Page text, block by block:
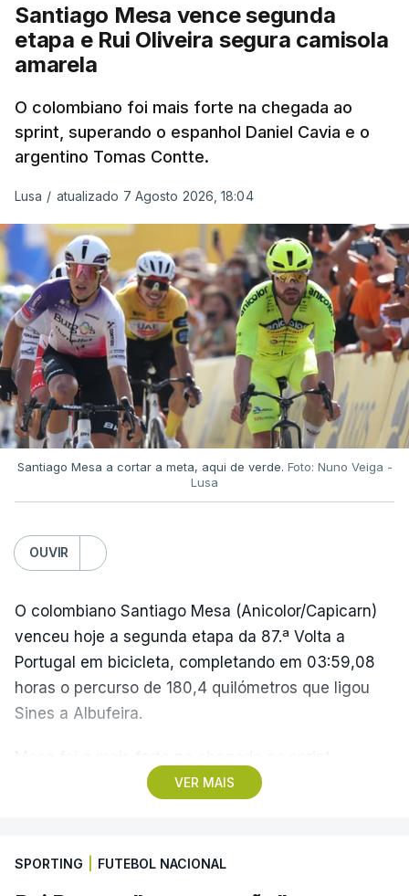
Santiago Mesa vence segunda
etapa e Rui Oliveira segura camisola
amarela
O colombiano foi mais forte na chegada ao
sprint, superando o espanhol Daniel Cavia e o
argentino Tomas Contte.
Lusa / atualizado 7 Agosto 2026, 18:04
Santiago Mesa a cortar a meta, aqui de verde. Foto: Nuno Veiga -
Lusa
OUVIR
VER MAIS
O colombiano Santiago Mesa (Anicolor/Capicarn)
venceu hoje a segunda etapa da 87.ª Volta a
Portugal em bicicleta, completando em 03:59,08
horas o percurso de 180,4 quilómetros que ligou
Sines a Albufeira.
superando o espanhol Daniel Cavia (Burgos-
classificados, respetivamente, enquanto o
SPORTING FUTEBOL NACIONAL